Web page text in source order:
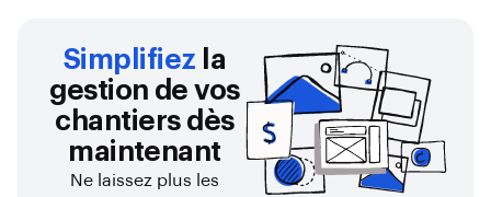
Simplifiez la
gestion de vos
chantiers dès
maintenant
Ne laissez plus les